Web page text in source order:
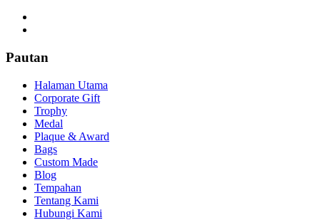
Pautan
Halaman Utama
Corporate Gift
Trophy
Medal
Plaque & Award
Bags
Custom Made
Blog
Tempahan
Tentang Kami
Hubungi Kami